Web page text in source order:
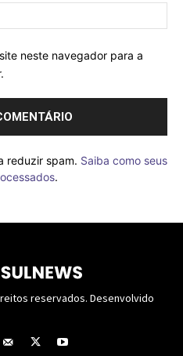
neste navegador para a
reduzir spam. Saiba como seus
.
reservados. Desenvolvido